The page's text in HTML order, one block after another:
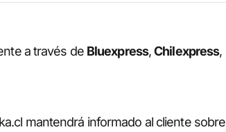
a través de Bluexpress,Chilexpress,
mantendrá informado al cliente sobre